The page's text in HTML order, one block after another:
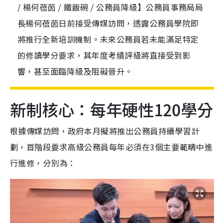
/ 楊何蓓茵 / 鐵飯碗 / 公務員降級】公務員事務局局
長楊何蓓茵日前接受傳媒訪問，透露公務員學院即
將推行全新培訓機制。未來公務員若未能滿足特定
的修讀學分要求，其年度考績評級將直接受到影
響，甚至面臨降級及阻礙晉升。
新制核心：每年硬性120學分
根據傳媒訪問，政府本月擬將推出公務員持續學習計
劃，首階段要求高級公務員每年必須在3個主要範疇中進
行進修，分別為：